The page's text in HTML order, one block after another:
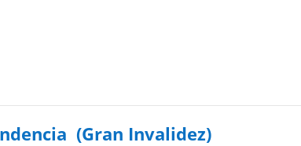
(Gran Invalidez)